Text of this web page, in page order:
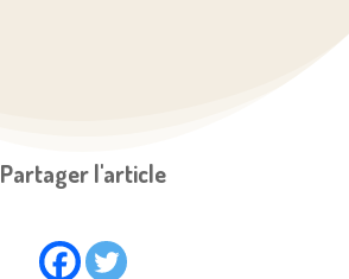
Partager l'article